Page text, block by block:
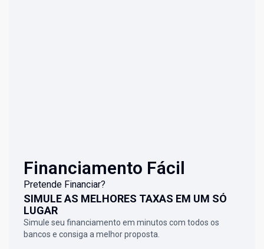
Financiamento Fácil
Pretende Financiar?
SIMULE AS MELHORES TAXAS EM UM SÓ
LUGAR
Simule seu financiamento em minutos com todos os
bancos e consiga a melhor proposta.